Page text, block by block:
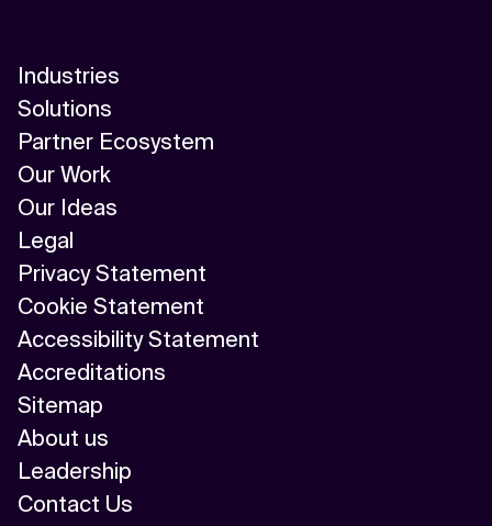
Industries
Solutions
Partner Ecosystem
Our Work
Our Ideas
Legal
Privacy Statement
Cookie Statement
Accessibility Statement
Accreditations
Sitemap
About us
Leadership
Contact Us